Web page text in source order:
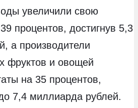
увеличили свою
процентов, достигнув 5,3
а производители
фруктов и овощей
на 35 процентов,
7,4 миллиарда рублей.